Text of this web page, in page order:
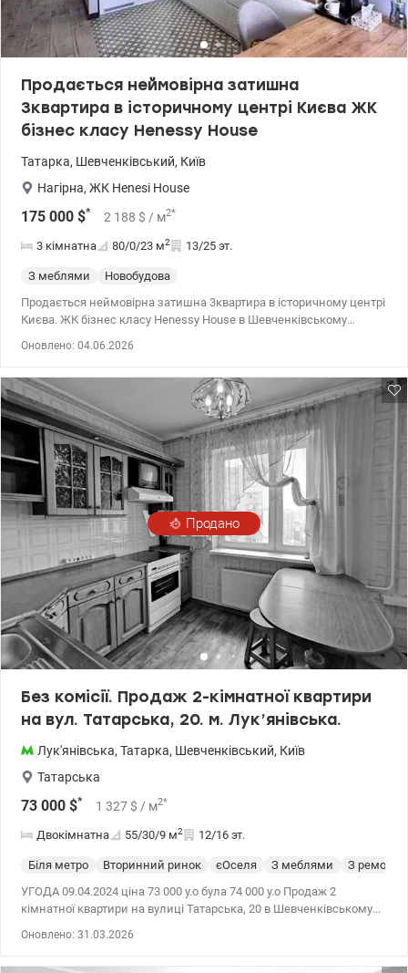
Продається неймовірна затишна
3квартира в історичному центрі Києва ЖК
бізнес класу Henessy House
Татарка, Шевченківський, Київ
Нагірна, ЖК Henesi House
175 000 $* 2 188 $ / м2*
3 кімнатна 80/0/23 м2 13/25 эт.
З меблями
Новобудова
Продається неймовірна затишна 3квартира в історичному центрі
Києва. ЖК бізнес класу Henessy House в Шевченківському
декілька рівнів, що також слугує сховищем. Висота стелі 3 метри.
В квартирі виконано сучасний якісний ремонт з використанням
італійської та іспанської плитки, немецьких шпалер та інших
матеріалів провідних європейских брендів. Встановлено техніку
Miele. Все залишається новому власнику. В санвузлі, пральній та
в кухні-вітальні встановлено теплу підлогу. Вся техніка та меблі
залишаються новим господарям. В будинку є генератор.
Оновлено: 04.06.2026
Продано
Без комісії. Продаж 2-кімнатної квартири
на вул. Татарська, 20. м. Лук’янівська.
Лук'янівська, Татарка, Шевченківський, Київ
Татарська
73 000 $* 1 327 $ / м2*
Двокімнатна 55/30/9 м2 12/16 эт.
Біля метро Вторинний ринок єОселя З меблями
З
УГОДА 09.04.2024 ціна 73 000 у.о була 74 000 у.о Продаж 2
кімнатної квартири на вулиці Татарська, 20 в Шевченківському
Оновлено: 31.03.2026